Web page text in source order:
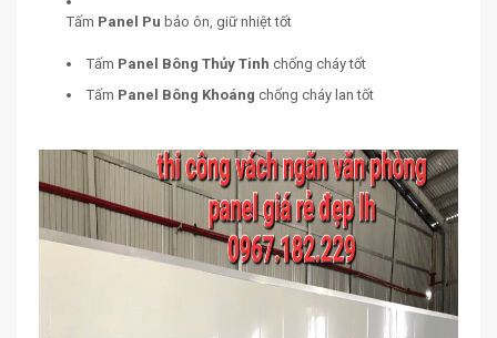
Tấm Panel Pu bảo ôn, giữ nhiệt tốt
Tấm Panel Bông Thủy Tinh chống cháy tốt
Tấm Panel Bông Khoáng chống cháy lan tốt